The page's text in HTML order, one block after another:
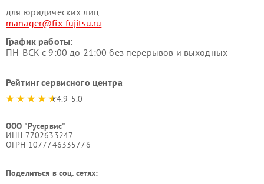
для юридических лиц
manager@fix-fujitsu.ru
График работы:
ПН-ВСК с 9:00 до 21:00 без перерывов и выходных
Рейтинг сервисного центра
4.9-5.0
ООО "Русервис"
ИНН 7702633247
ОГРН 1077746335776
Поделиться в соц. сетях: